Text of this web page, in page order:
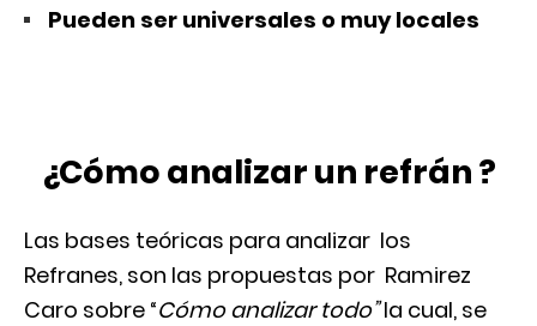
Pueden ser universales o muy locales
¿Cómo analizar un refrán ?
Las bases teóricas para analizar los
Refranes, son las propuestas por Ramirez
Caro sobre “Cómo analizar todo”la cual, se